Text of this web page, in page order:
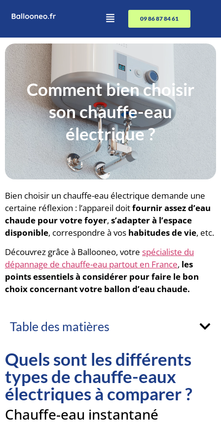
09 86 87 84 61
Comment bien choisir
son chauffe-eau
électrique ?
Bien choisir un chauffe-eau électrique demande une
certaine réflexion : l’appareil doitfournir assez d’eau
chaude pour votre foyer, s’adapter à l’espace
disponible, correspondre à vos habitudes de vie, etc.
Découvrez grâce à Ballooneo, votre spécialiste du
dépannage de chauffe-eau partout en France, les
points essentiels à considérer pour faire le bon
choix concernant votre ballon d’eau chaude.
Table des matières
Quels sont les différents
types de chauffe-eaux
électriques à comparer ?
Chauffe-eau instantané